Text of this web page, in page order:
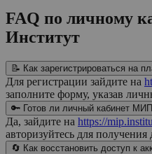
FAQ по личному
Институт
📝 Как зарегистрироваться на
Для регистрации зайдите на
заполните форму, указав
🔑 Готов ли личный кабинет
Да, зайдите на https://
авторизуйтесь для получения
🔄 Как восстановить доступ к